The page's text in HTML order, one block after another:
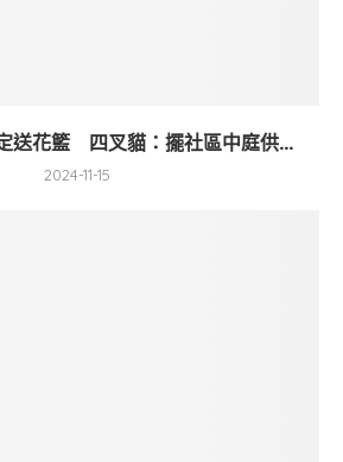
送花籃 四叉貓：擺社區中庭供...
2024-11-15